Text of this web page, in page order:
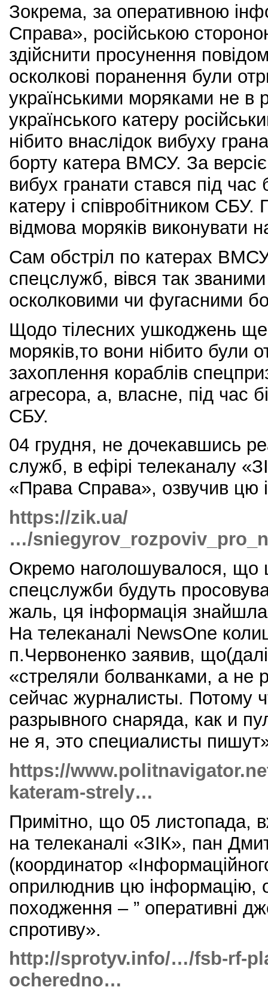
Зокрема, за оперативною
Справа», російською
здійснити просунення
осколкові поранення були
українськими моряками не в
українського катеру
нібито внаслідок вибуху
борту катера ВМСУ. За
вибух гранати стався під час
катеру і співробітником
відмова моряків виконувати
Сам обстріл по катерах
спецслужб, вівся так
осколковими чи фугасними
Щодо тілесних ушкоджень ще
моряків,то вони нібито були
захоплення кораблів
агресора, а, власне, під час
СБУ.
04 грудня, не дочекавшись
служб, в ефірі телеканалу
«Права Справа», озвучив цю
https://zik.ua/
…/
Окремо наголошувалося, що
спецслужби будуть
жаль, ця інформація
На телеканалі NewsOne
п.Червоненко заявив,
«стреляли болванками, а не
сейчас журналисты. Потому
разрывного снаряда, как и
не я, это специалисты
https://
kateram-strely…
Примітно, що 05 листопада,
на телеканалі «ЗІК», пан
(координатор
оприлюднив цю інформацію,
походження – ” оперативні
спротиву».
http://sprotyv.info/…/fsb-rf-
ocheredno…